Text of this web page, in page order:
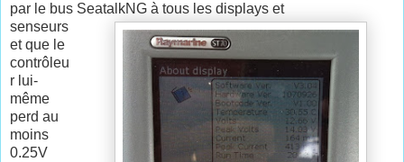
par le bus SeatalkNG à tous les displays et
senseurs
et que le
contrôleu
r lui-
même
perd au
moins
0.25V